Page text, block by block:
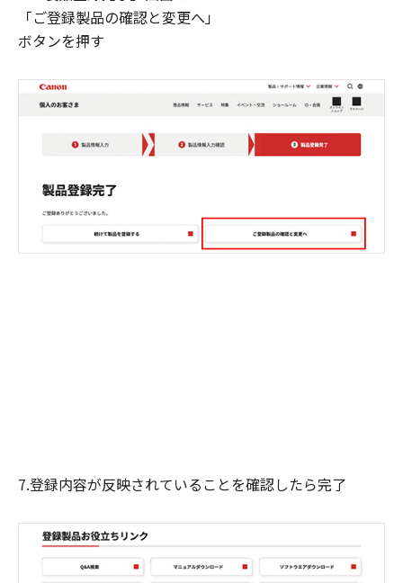
「ご登録製品の確認と変更へ」
ボタンを押す
7.登録内容が反映されていることを確認したら完了